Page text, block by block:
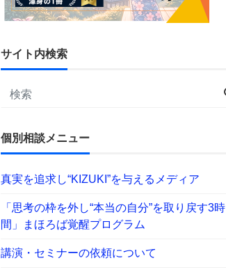
サイト内検索
個別相談メニュー
真実を追求し“KIZUKI”を与えるメディア
「思考の枠を外し“本当の自分”を取り戻す3時
間」まほろば覚醒プログラム
講演・セミナーの依頼について